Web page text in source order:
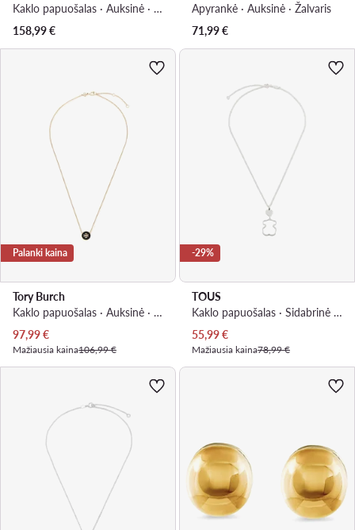
Kaklo papuošalas · Auksinė · Metalas
158,99€
Apyrankė · Auksinė · Žalvaris
71,99€
Palanki kaina
Tory Burch
Kaklo papuošalas · Auksinė · Metalas
Dabartinė kaina
97,99€
Mažiausia kaina106,99 €
-29%
TOUS
Kaklo papuošalas · Sidabrinė · Sidabras 925
Dabartinė kaina
55,99€
Mažiausia kaina78,99 €